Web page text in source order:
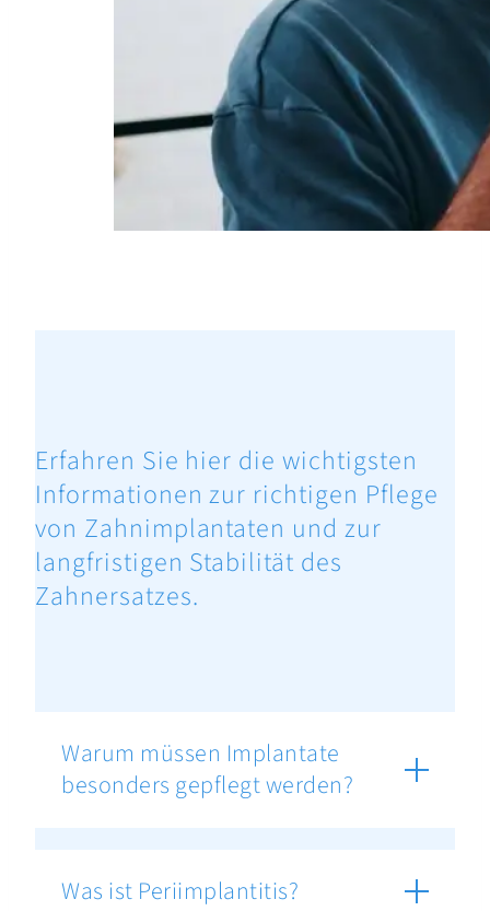
Erfahren Sie hier die wichtigsten
Informationen zur richtigen Pflege
von Zahnimplantaten und zur
langfristigen Stabilität des
Zahnersatzes.
Warum müssen Implantate
besonders gepflegt werden?
Was ist Periimplantitis?